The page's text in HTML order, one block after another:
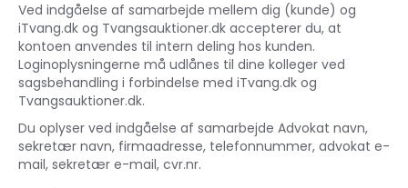
Ved indgåelse af samarbejde mellem dig (kunde) og
iTvang.dk og Tvangsauktioner.dk accepterer du, at
kontoen anvendes til intern deling hos kunden.
Loginoplysningerne må udlånes til dine kolleger ved
sagsbehandling i forbindelse med iTvang.dk og
Tvangsauktioner.dk.
Du oplyser ved indgåelse af samarbejde Advokat navn,
sekretær navn, firmaadresse, telefonnummer, advokat e-
mail, sekretær e-mail, cvr.nr.